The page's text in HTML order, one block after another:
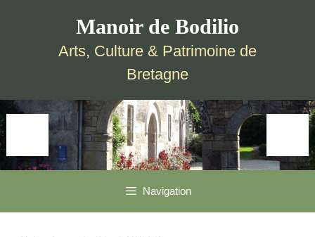
Manoir de Bodilio
Arts, Culture & Patrimoine de
Bretagne
Navigation